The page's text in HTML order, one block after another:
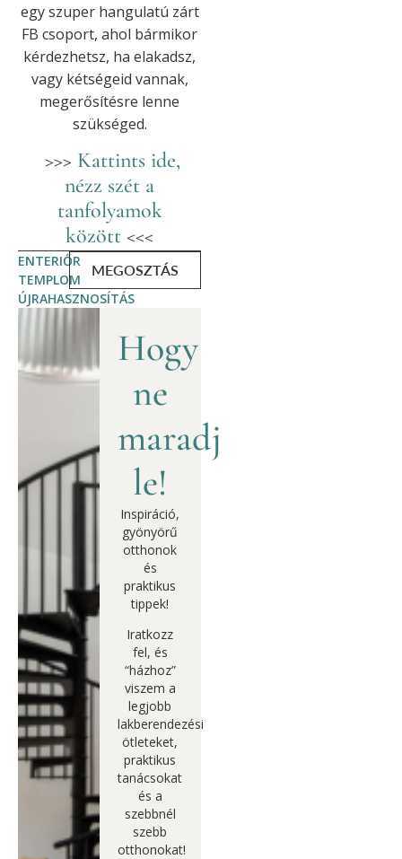
egy szuper hangulatú zárt
FB csoport, ahol bármikor
kérdezhetsz, ha elakadsz,
vagy kétségeid vannak,
megerősítésre lenne
szükséged.
>>> Kattints ide,
nézz szét a
tanfolyamok
között <<<
ENTERIŐR
TEMPLOM
ÚJRAHASZNOSÍTÁS
MEGOSZTÁS
Hogy
ne
maradj
le!
Inspiráció,
gyönyörű
otthonok
és
praktikus
tippek!
Iratkozz
fel, és
“házhoz”
viszem a
legjobb
lakberendezési
ötleteket,
praktikus
tanácsokat
és a
szebbnél
szebb
otthonokat!